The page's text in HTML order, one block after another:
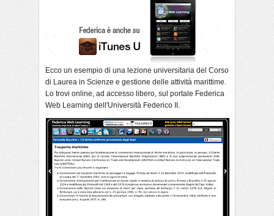
Ecco un esempio di una lezione universitaria del Corso
di Laurea in Scienze e gestione delle attività marittime.
Lo trovi online, ad accesso libero, sul portale Federica
Web Learning dell'Università Federico II.